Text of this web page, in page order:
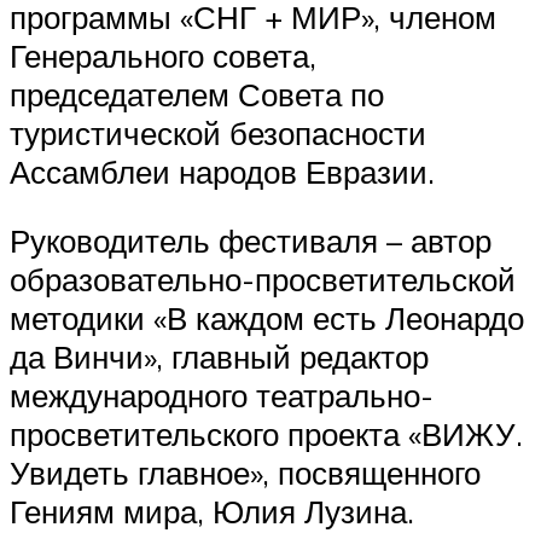
программы «СНГ + МИР», членом
Генерального совета,
председателем Совета по
туристической безопасности
Ассамблеи народов Евразии.
Руководитель фестиваля – автор
образовательно-просветительской
методики «В каждом есть Леонардо
да Винчи», главный редактор
международного театрально-
просветительского проекта «ВИЖУ.
Увидеть главное», посвященного
Гениям мира, Юлия Лузина.